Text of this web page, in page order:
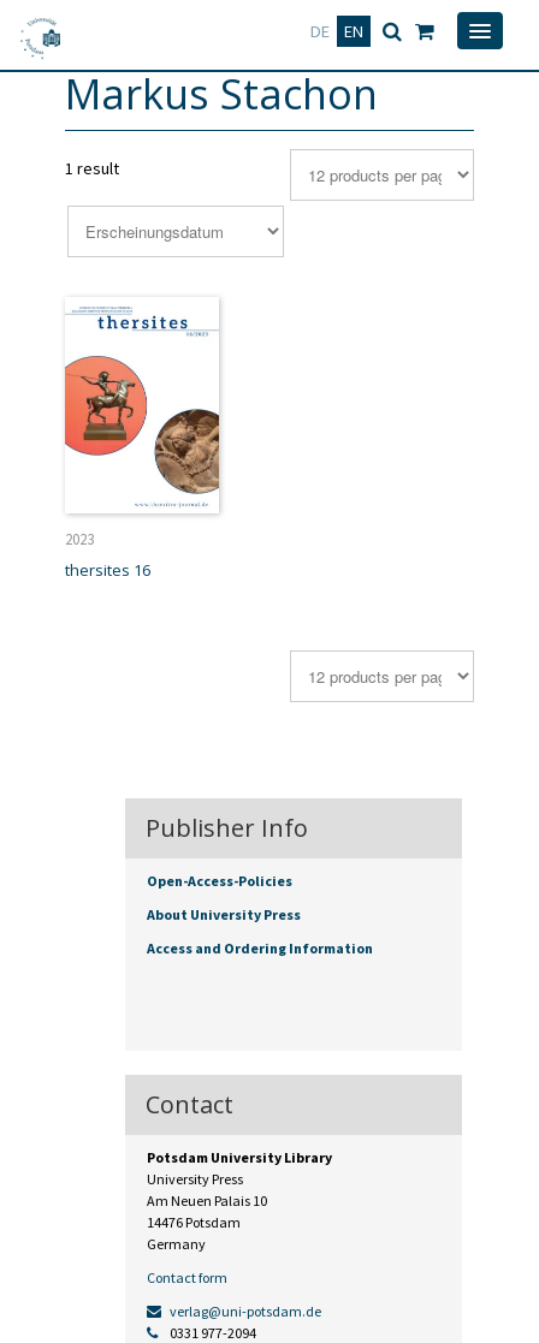
DE EN
Deutsch
Markus Stachon
1 result
2023
thersites 16
Publisher Info
Open-Access-Policies
About University Press
Access and Ordering Information
Contact
Potsdam University Library
University Press
Am Neuen Palais 10
14476 Potsdam
Germany
Contact form
verlag@uni-potsdam.de
0331 977-2094